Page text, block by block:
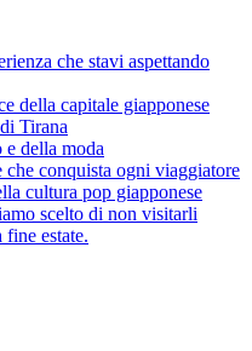
che stavi aspettando
della capitale giapponese
Tirana
della moda
conquista ogni viaggiatore
cultura pop giapponese
scelto di non visitarli
fine estate.